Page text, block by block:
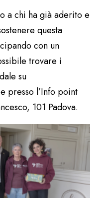
a chi ha già aderito e
questa
con un
trovare i
su
presso l’Info point
101 Padova.